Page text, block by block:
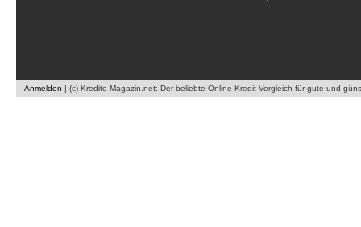
Anmelden | (c) Kredite-Magazin.net: Der beliebte Online Kredit Vergleich für gute und